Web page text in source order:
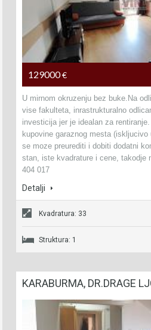
129000€
U mirnom okruzenju bez buke.Na
vise fakulteta, inrastrukturalno
investicija jer je idealan za
kupovine garaznog mesta
se moze preurediti i dobiti dodatni
stan, iste kvadrature i cene, takodje
404 017
Detalji
Kvadratura: 33
Struktura: 1
KARABURMA, DR.DRAGE